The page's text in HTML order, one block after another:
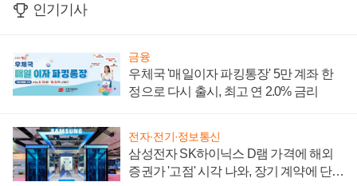
인기기사
금융
우체국 '매일이자 파킹통장' 5만 계좌 한
정으로 다시 출시, 최고 연 2.0% 금리
전자·전기·정보통신
삼성전자 SK하이닉스 D램 가격에 해외
증권가 '고점' 시각 나와, 장기 계약에 단점